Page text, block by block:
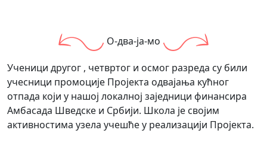
О-два-ја-мо
Ученици другог , четвртог и осмог разреда су били
учесници промоције Пројекта одвајања кућног
отпада који у нашој локалној заједници финансира
Амбасада Шведске и Србији. Школа је својим
активностима узела учешће у реализацији Пројекта.